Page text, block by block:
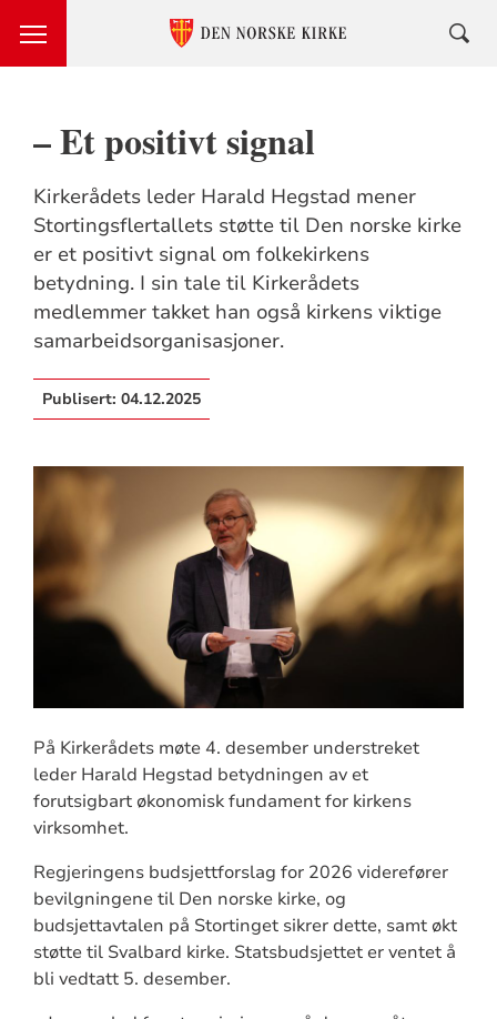
– Et positivt signal
Kirkerådets leder Harald Hegstad mener
Stortingsflertallets støtte til Den norske kirke
er et positivt signal om folkekirkens
betydning. I sin tale til Kirkerådets
medlemmer takket han også kirkens viktige
samarbeidsorganisasjoner.
Publisert: 04.12.2025
På Kirkerådets møte 4. desember understreket
leder Harald Hegstad betydningen av et
forutsigbart økonomisk fundament for kirkens
virksomhet.
Regjeringens budsjettforslag for 2026 viderefører
bevilgningene til Den norske kirke, og
budsjettavtalen på Stortinget sikrer dette, samt økt
støtte til Svalbard kirke. Statsbudsjettet er ventet å
bli vedtatt 5. desember.